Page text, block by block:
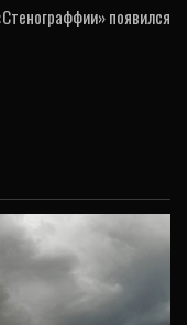
появился